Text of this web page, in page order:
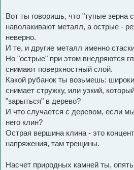
Вот ты говоришь, что "тупые зерна
наволакивают металл, а острые -
неверно.
И те, и другие металл именно
Но "острые" при этом внедряются
снимают поверхностный слой.
Какой рубанок ты возьмешь:
снимает стружку, или узкий,
"зарыться" в дерево?
И что случается с деревом, если
него клин?
Острая вершина клина - это
напряжения, там трещины.
Насчет природных камней ты,